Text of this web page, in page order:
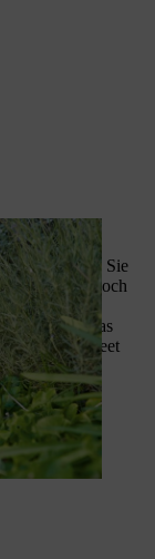
Rasen, d.h.
oder lockern Sie
kommen noch
an die
Sie etwas
wieder ins Beet